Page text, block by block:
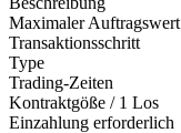
Maximaler Auftragswert
Transaktionsschritt
Type
Trading-Zeiten
Kontraktgöße / 1 Los
Einzahlung erforderlich